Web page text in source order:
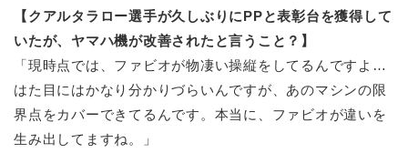
【クアルタラロー選手が久しぶりにPPと表彰台を獲得して
いたが、ヤマハ機が改善されたと言うこと？】
「現時点では、ファビオが物凄い操縦をしてるんですよ…
はた目にはかなり分かりづらいんですが、あのマシンの限
界点をカバーできてるんです。本当に、ファビオが違いを
生み出してますね。」